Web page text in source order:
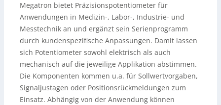
Megatron bietet Präzisionspotentiometer für
Anwendungen in Medizin-, Labor-, Industrie- und
Messtechnik an und ergänzt sein Serienprogramm
durch kundenspezifische Anpassungen. Damit lassen
sich Potentiometer sowohl elektrisch als auch
mechanisch auf die jeweilige Applikation abstimmen.
Die Komponenten kommen u.a. für Sollwertvorgaben,
Signaljustagen oder Positionsrückmeldungen zum
Einsatz. Abhängig von der Anwendung können